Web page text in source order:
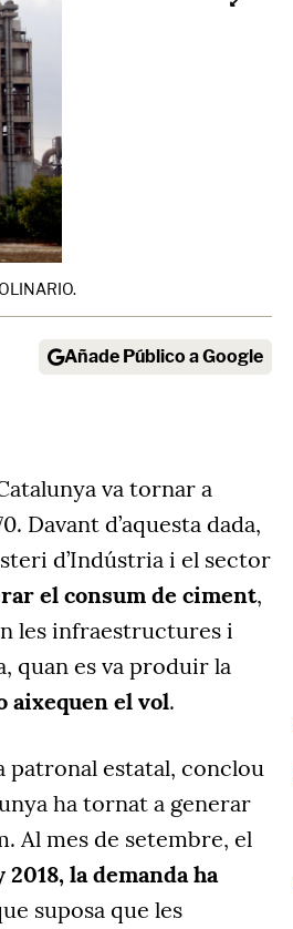
Añade Público a Google
va tornar a
Davant d’aquesta dada,
d’Indústria i el sector
el consum de ciment,
les infraestructures i
quan es va produir la
aixequen el vol.
patronal estatal, conclou
ha tornat a generar
Al mes de setembre, el
2018, la demanda ha
suposa que les